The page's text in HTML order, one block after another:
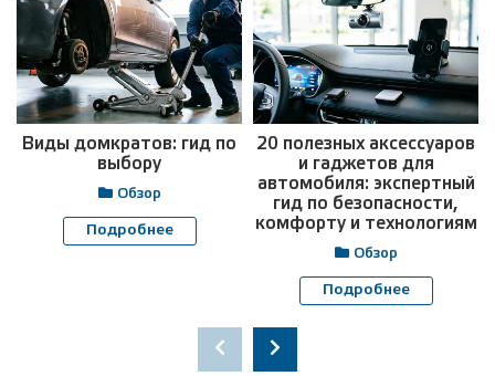
Виды домкратов: гид по
выбору
Обзор
Подробнее
20 полезных аксессуаров
и гаджетов для
автомобиля: экспертный
гид по безопасности,
комфорту и технологиям
Обзор
Подробнее